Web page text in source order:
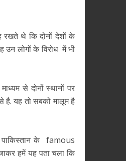
थे कि दोनों देशों के
उन लोगों के विरोध में भी
से दोनों स्थानों पर
यह तो सबको मालूम है
पाकिस्तान के famous
हमें यह पता चला कि